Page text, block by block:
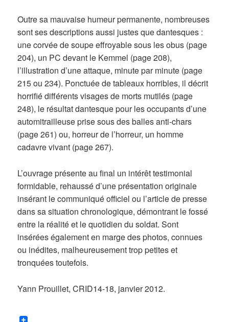
Outre sa mauvaise humeur permanente, nombreuses
sont ses descriptions aussi justes que dantesques :
une corvée de soupe effroyable sous les obus (page
204), un PC devant le Kemmel (page 208),
l’illustration d’une attaque, minute par minute (page
215 ou 234). Ponctuée de tableaux horribles, il décrit
horrifié différents visages de morts mutilés (page
248), le résultat dantesque pour les occupants d’une
automitrailleuse prise sous des balles anti-chars
(page 261) ou, horreur de l’horreur, un homme
cadavre vivant (page 267).
L’ouvrage présente au final un intérêt testimonial
formidable, rehaussé d’une présentation originale
insérant le communiqué officiel ou l’article de presse
dans sa situation chronologique, démontrant le fossé
entre la réalité et le quotidien du soldat. Sont
insérées également en marge des photos, connues
ou inédites, malheureusement trop petites et
tronquées toutefois.
Yann Prouillet, CRID14-18, janvier 2012.